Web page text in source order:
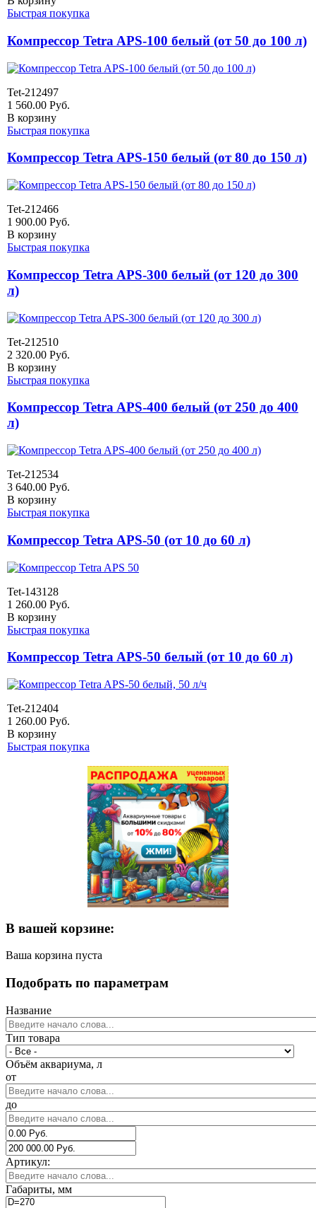
Быстрая покупка
Компрессор Tetra APS-100 белый (от 50 до 100 л)
Tet-212497
1 560.00 Руб.
В корзину
Быстрая покупка
Компрессор Tetra APS-150 белый (от 80 до 150 л)
Tet-212466
1 900.00 Руб.
В корзину
Быстрая покупка
Компрессор Tetra APS-300 белый (от 120 до 300
л)
Tet-212510
2 320.00 Руб.
В корзину
Быстрая покупка
Компрессор Tetra APS-400 белый (от 250 до 400
л)
Tet-212534
3 640.00 Руб.
В корзину
Быстрая покупка
Компрессор Tetra APS-50 (от 10 до 60 л)
Tet-143128
1 260.00 Руб.
В корзину
Быстрая покупка
Компрессор Tetra APS-50 белый (от 10 до 60 л)
Tet-212404
1 260.00 Руб.
В корзину
Быстрая покупка
В вашей корзине:
Ваша корзина пуста
Подобрать по параметрам
Название
Тип товара
Объём аквариума, л
от
до
Артикул:
Габариты, мм